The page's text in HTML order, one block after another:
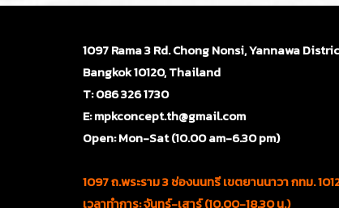
1097 Rama 3 Rd. Chong Nonsi, Yannawa
Bangkok 10120, Thailand
T: 086 326 1730
E: mpkconcept.th@gmail.com
Open: Mon-Sat (10.00 am-6.30 pm)
1097 ถ.พระราม 3 ช่องนนทรี เขตยานนาวา กทม.
เวลาทำการ: จันทร์-เสาร์ (10.00-18.30 น.)